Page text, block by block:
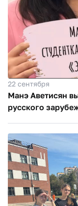
22 сентября
Манэ Аветисян
русского